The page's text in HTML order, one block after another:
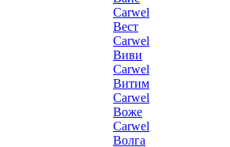
Carwel
Вест
Carwel
Виви
Carwel
Витим
Carwel
Воже
Carwel
Волга